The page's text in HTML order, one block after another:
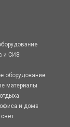
и СИЗ
оборудование
материалы
и дома